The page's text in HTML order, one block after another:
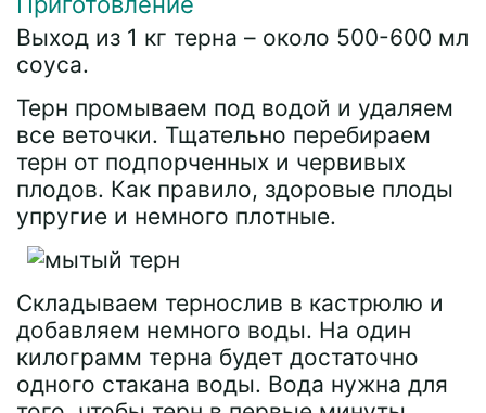
Выход из 1 кг терна – около 500-600 мл
соуса.
Терн промываем под водой и удаляем
все веточки. Тщательно перебираем
терн от подпорченных и червивых
плодов. Как правило, здоровые плоды
упругие и немного плотные.
Складываем тернослив в кастрюлю и
добавляем немного воды. На один
килограмм терна будет достаточно
одного стакана воды. Вода нужна для